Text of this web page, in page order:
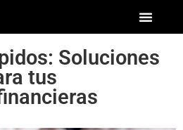
Soluciones
tus